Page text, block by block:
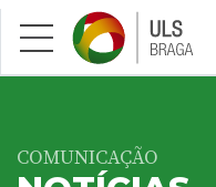
Saltar para conteúdo
COMUNICAÇÃO